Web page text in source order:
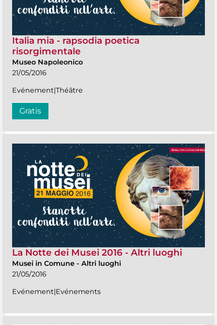
Italia mia - rapsodia poetica
risorgimentale
Museo Napoleonico
21/05/2016
Evénement|Théâtre
Gratis
La Notte dei Musei 2016 - Altri luoghi
Musei in Comune - Altri luoghi
21/05/2016
Evénement|Evénements